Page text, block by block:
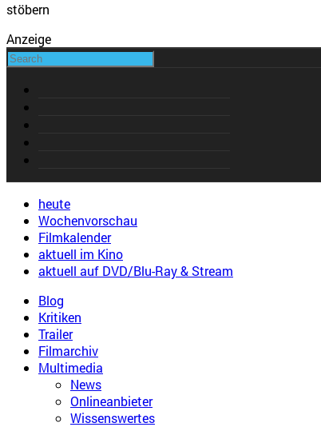
stöbern
Anzeige
heute
Wochenvorschau
Filmkalender
aktuell im Kino
aktuell auf DVD/Blu-Ray & Stream
Blog
Kritiken
Trailer
Filmarchiv
Multimedia
News
Onlineanbieter
Wissenswertes